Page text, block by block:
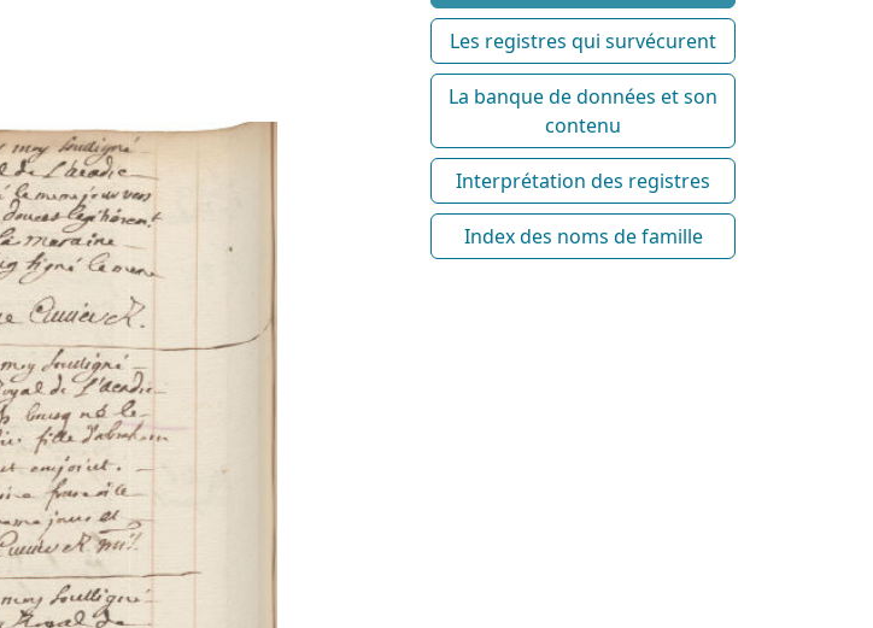
Les registres qui survécurent
La banque de données et son
contenu
Interprétation des registres
Index des noms de famille